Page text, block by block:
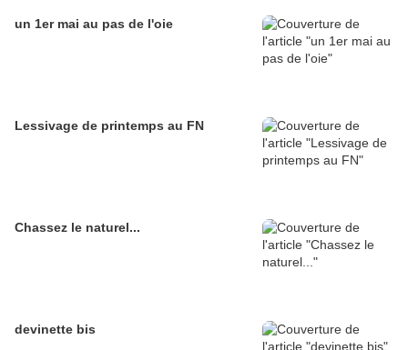
un 1er mai au pas de l'oie
Lessivage de printemps au FN
Chassez le naturel...
devinette bis